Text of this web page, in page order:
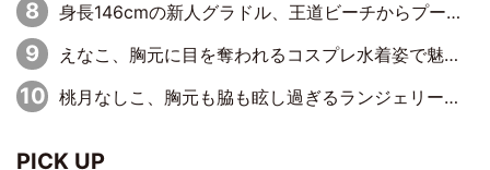
身長146cmの新人グラドル、王道ビーチからプールサイドそしてゴールドビキニまで…DVDデビュー作で躍動
えなこ、胸元に目を奪われるコスプレ水着姿で魅了「群を抜く美しさと華やかさ」「えなこりんの千咲は破壊力がスゴい」
桃月なしこ、胸元も脇も眩し過ぎるランジェリー＆ビキニ姿を披露「なしこたそ最強」「セクシーでゴージャスで大きなボリューム」
PICK UP